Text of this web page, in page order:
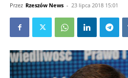
Przez Rzeszów News - 23 lipca 2018 15:01